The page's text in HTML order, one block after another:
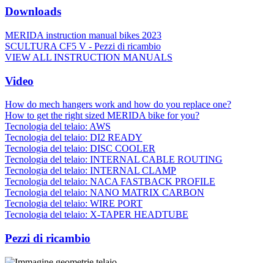
Downloads
MERIDA instruction manual bikes 2023
SCULTURA CF5 V - Pezzi di ricambio
VIEW ALL INSTRUCTION MANUALS
Video
How do mech hangers work and how do you replace one?
How to get the right sized MERIDA bike for you?
Tecnologia del telaio: AWS
Tecnologia del telaio: DI2 READY
Tecnologia del telaio: DISC COOLER
Tecnologia del telaio: INTERNAL CABLE ROUTING
Tecnologia del telaio: INTERNAL CLAMP
Tecnologia del telaio: NACA FASTBACK PROFILE
Tecnologia del telaio: NANO MATRIX CARBON
Tecnologia del telaio: WIRE PORT
Tecnologia del telaio: X-TAPER HEADTUBE
Pezzi di ricambio